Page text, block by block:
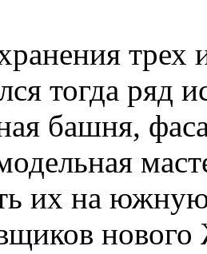
трех
тогда ряд
башня,
их на